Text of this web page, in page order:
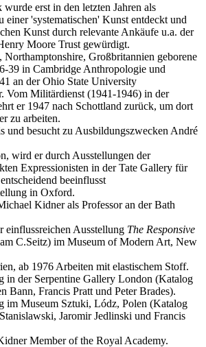
erst in den letzten Jahren als
einer 'systematischen' Kunst entdeckt und
Kunst durch relevante Ankäufe u.a. der
Moore Trust gewürdigt.
Großbritannien geborene
39 in Cambridge Anthropologie und
an der Ohio State University
Vom Militärdienst (1941-1946) in der
er 1947 nach Schottland zurück, um dort
zu arbeiten.
und besucht zu Ausbildungszwecken André
wird er durch Ausstellungen der
Expressionisten in der Tate Gallery für
beeinflusst
in Oxford.
Kidner als Professor an der Bath
einflussreichen Ausstellung The Responsive
C.Seitz) im Museum of Modern Art, New
ab 1976 Arbeiten mit elastischem Stoff.
in der Serpentine Gallery London (Katalog
Bann, Francis Pratt und Peter Brades).
im Museum Sztuki, Lódz, Polen (Katalog
Jaromir Jedlinski und Francis
Member of the Royal Academy.